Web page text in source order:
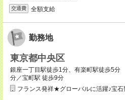
交通費 全額支給
勤務地
東京都中央区
銀座一丁目駅徒歩1分、有楽町駅徒歩5
分／宝町駅 徒歩9分
フランス発祥★グローバルに活躍♪宝